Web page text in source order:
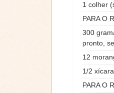
1 colher
PARA O
300
pronto,
12
1/2
PARA O